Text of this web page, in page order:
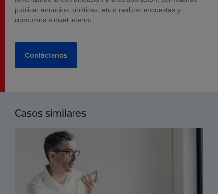
publicar anuncios, políticas, etc o realizar encuestas y
concursos a nivel interno.
Contáctanos
Casos similares